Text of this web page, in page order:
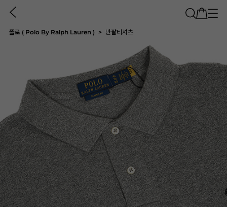
폴로 ( Polo By Ralph Lauren ) 반팔티셔츠